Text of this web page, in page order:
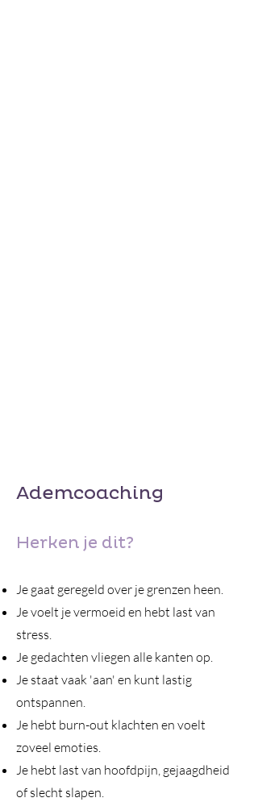
Ademcoaching
Herken je dit?
Je gaat geregeld over je grenzen heen.
Je voelt je vermoeid en hebt last van
stress.
Je gedachten vliegen alle kanten op.
Je staat vaak 'aan' en kunt lastig
ontspannen.
Je hebt burn-out klachten en voelt
zoveel emoties.
Je hebt last van hoofdpijn, gejaagdheid
of slecht slapen.